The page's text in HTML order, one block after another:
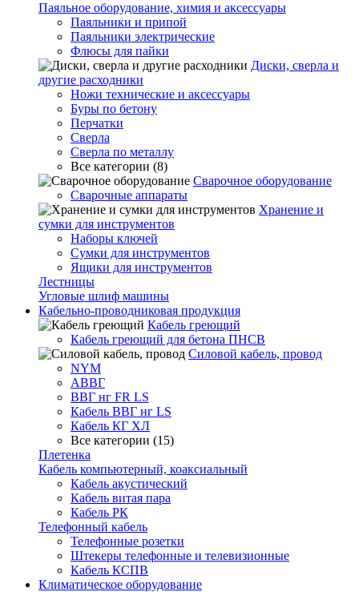
Паяльное оборудование, химия и аксессуары
Паяльники и припой
Паяльники электрические
Флюсы для пайки
Диски, сверла и
другие расходники
Ножи технические и аксессуары
Буры по бетону
Перчатки
Сверла
Сверла по металлу
Все категории (8)
Сварочное оборудование
Сварочные аппараты
Хранение и
сумки для инструментов
Наборы ключей
Сумки для инструментов
Ящики для инструментов
Лестницы
Угловые шлиф машины
Кабельно-проводниковая продукция
Кабель греющий
Кабель греющий для бетона ПНСВ
Силовой кабель, провод
NYM
АВВГ
ВВГ нг FR LS
Кабель ВВГ нг LS
Кабель КГ ХЛ
Все категории (15)
Плетенка
Кабель компьютерный, коаксиальный
Кабель акустический
Кабель витая пара
Кабель РК
Телефонный кабель
Телефонные розетки
Штекеры телефонные и телевизионные
Кабель КСПВ
Климатическое оборудование